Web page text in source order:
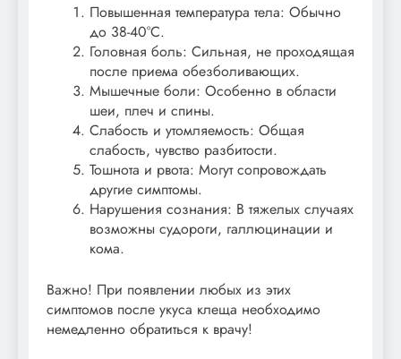
Повышенная температура тела: Обычно
до 38-40°C.
Головная боль: Сильная, не проходящая
после приема обезболивающих.
Мышечные боли: Особенно в области
шеи, плеч и спины.
Слабость и утомляемость: Общая
слабость, чувство разбитости.
Тошнота и рвота: Могут сопровождать
другие симптомы.
Нарушения сознания: В тяжелых случаях
возможны судороги, галлюцинации и
кома.
Важно! При появлении любых из этих
симптомов после укуса клеща необходимо
немедленно обратиться к врачу!